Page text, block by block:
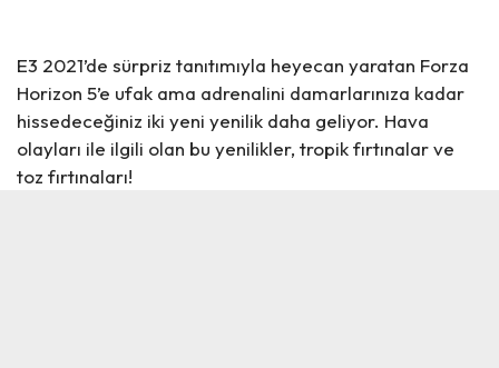
E3 2021’de sürpriz tanıtımıyla heyecan yaratan Forza
Horizon 5’e ufak ama adrenalini damarlarınıza kadar
hissedeceğiniz iki yeni yenilik daha geliyor. Hava
olayları ile ilgili olan bu yenilikler, tropik fırtınalar ve
toz fırtınaları!